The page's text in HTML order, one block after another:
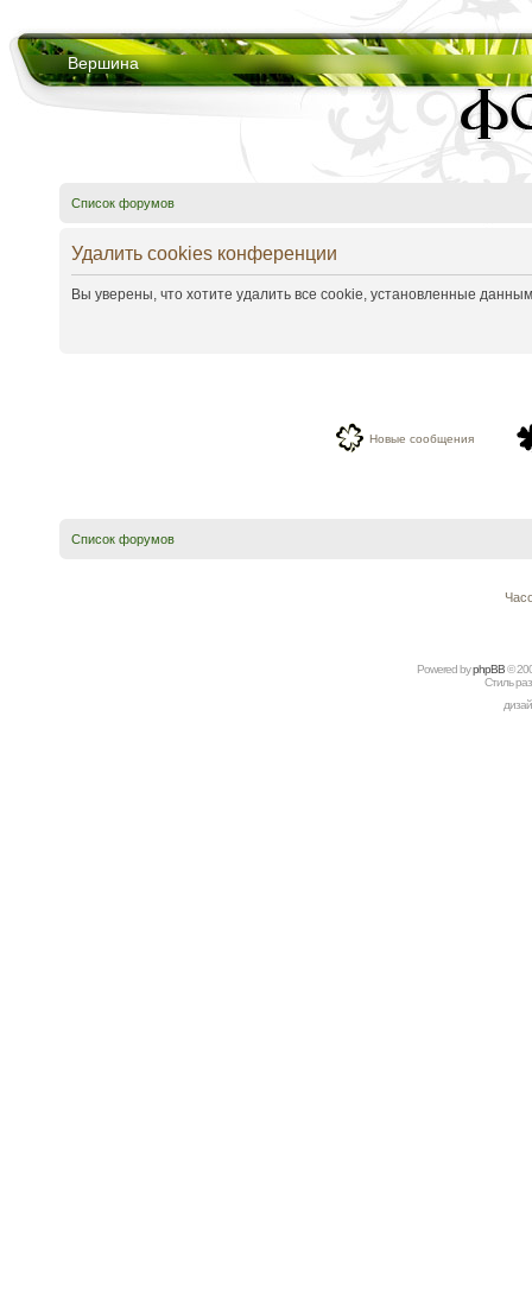
Вершина
Список форумов
Удалить cookies конференции
Вы уверены, что хотите удалить все cookie, установленные
Новые сообщения
Список форумов
Powered byрhрBВ©
Стиль